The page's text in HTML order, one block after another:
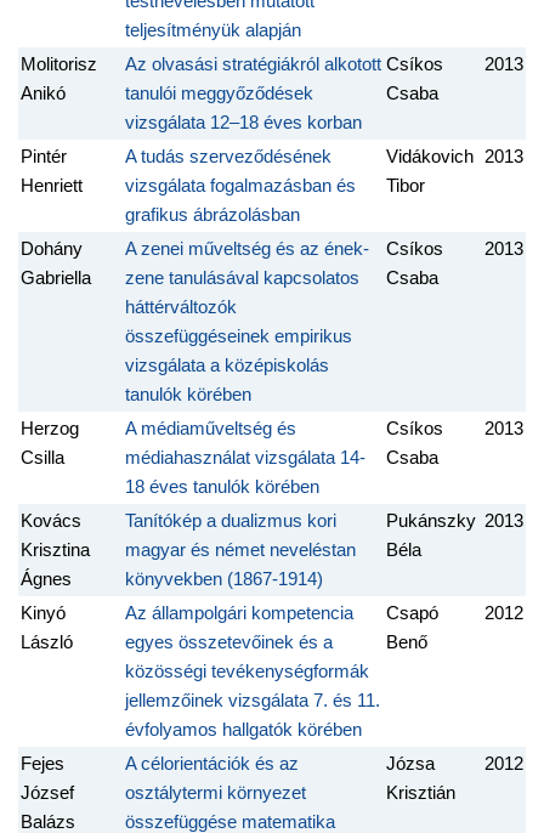
teljesítményük alapján
Molitorisz
Anikó
Az olvasási stratégiákról alkotott
tanulói meggyőződések
vizsgálata 12–18 éves korban
Csíkos
Csaba
2013
Pintér
Henriett
A tudás szerveződésének
vizsgálata fogalmazásban és
grafikus ábrázolásban
Vidákovich
Tibor
2013
Dohány
Gabriella
A zenei műveltség és az ének-
zene tanulásával kapcsolatos
háttérváltozók
összefüggéseinek empirikus
vizsgálata a középiskolás
tanulók körében
Csíkos
Csaba
2013
Herzog
Csilla
A médiaműveltség és
médiahasználat vizsgálata 14-
18 éves tanulók körében
Csíkos
Csaba
2013
Kovács
Krisztina
Ágnes
Tanítókép a dualizmus kori
magyar és német neveléstan
könyvekben (1867-1914)
Pukánszky
Béla
2013
Kinyó
László
Az állampolgári kompetencia
egyes összetevőinek és a
közösségi tevékenységformák
jellemzőinek vizsgálata 7. és 11.
évfolyamos hallgatók körében
Csapó
Benő
2012
Fejes
József
Balázs
A célorientációk és az
osztálytermi környezet
összefüggése matematika
Józsa
Krisztián
2012